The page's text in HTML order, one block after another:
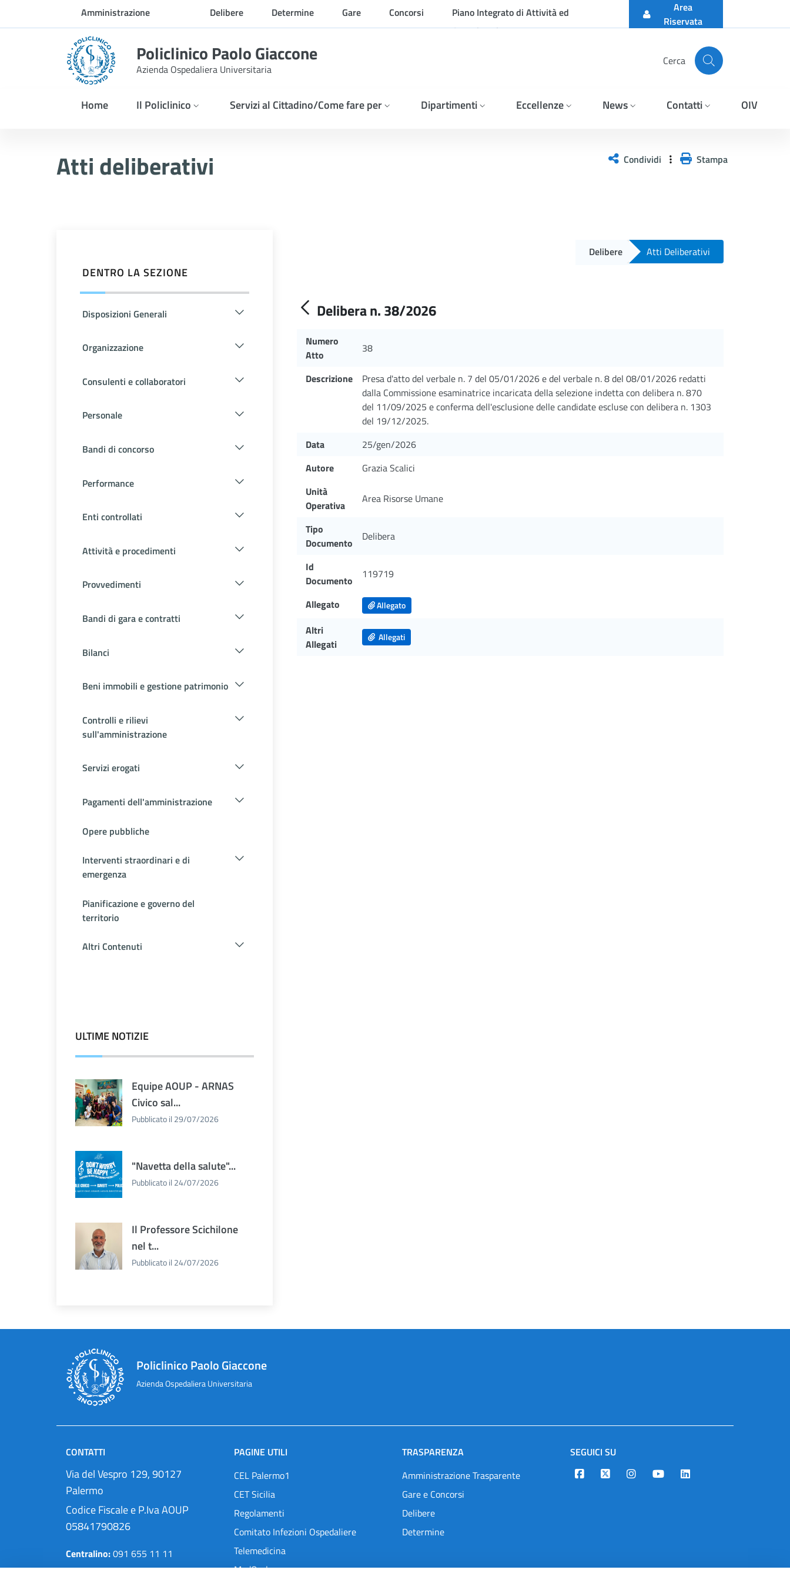
Skip to Main ContentAmministrazione
trasparente
Delibere Determine Gare Concorsi
Piano Integrato di Attività ed
Organizzazione
Area
Riservata
Policlinico Paolo Giaccone
Azienda Ospedaliera Universitaria
Cerca
Home Il Policlinico Servizi al Cittadino/Come fare per Dipartimenti Eccellenze News Contatti OIV
Atti deliberativi Condividi Stampa
DENTRO LA SEZIONE
Disposizioni Generali
Organizzazione
Consulenti e collaboratori
Personale
Bandi di concorso
Performance
Enti controllati
Attività e procedimenti
Provvedimenti
Bandi di gara e contratti
Bilanci
Beni immobili e gestione patrimonio
Controlli e rilievi
sull'amministrazione
Servizi erogati
Pagamenti dell'amministrazione
Opere pubbliche
Interventi straordinari e di
emergenza
Pianificazione e governo del
territorio
Altri Contenuti
ULTIME NOTIZIE
Equipe AOUP - ARNAS
Civico sal...
Pubblicato il 29/07/2026
"Navetta della salute"...
Pubblicato il 24/07/2026
Il Professore Scichilone
nel t...
Pubblicato il 24/07/2026
Delibere Atti Deliberativi
Delibera n. 38/2026
Numero
Atto
38
Descrizione
Presa d'atto del verbale n. 7 del 05/01/2026 e del verbale n. 8 del 08/01/2026 redatti
dalla Commissione esaminatrice incaricata della selezione indetta con delibera n. 870
del 11/09/2025 e conferma dell'esclusione delle candidate escluse con delibera n. 1303
del 19/12/2025.
Data
25/gen/2026
Autore
Grazia Scalici
Unità
Operativa
Area Risorse Umane
Tipo
Documento
Delibera
Id
Documento
119719
Allegato Allegato
Altri
Allegati
Allegati
Policlinico Paolo Giaccone
Azienda Ospedaliera Universitaria
CONTATTI
Via del Vespro 129, 90127
Palermo
Codice Fiscale e P.Iva AOUP
05841790826
Centralino:091 655 11 11
Pec:protocollo@cert.policlinico.pa.it
PAGINE UTILI
CEL Palermo1
CET Sicilia
Regolamenti
Comitato Infezioni Ospedaliere
Telemedicina
MedOral
TRASPARENZA
Amministrazione Trasparente
Gare e Concorsi
Delibere
Determine
SEGUICI SU
Designers Italia
TwitterInstagramYoutubeLinkedin